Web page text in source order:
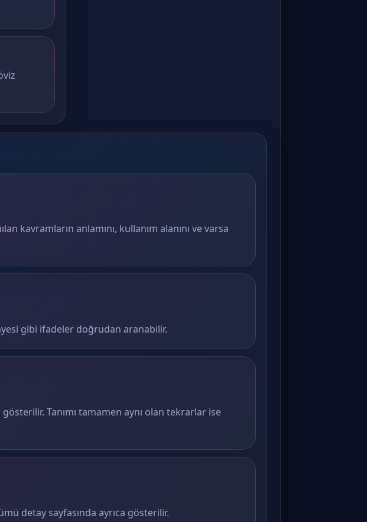
kavramların anlamını, kullanım alanını ve varsa
gibi ifadeler doğrudan aranabilir.
Tanımı tamamen aynı olan tekrarlar ise
detay sayfasında ayrıca gösterilir.